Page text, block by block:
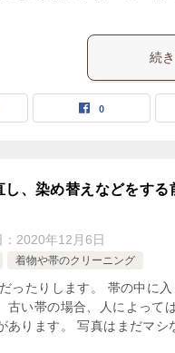
続
0
、染め替えなどをする
2020年12月6日
着物や帯のクリーニング
ったりします。 帯の中に入
古い帯の場合、人によって
あります。 写真はまだマシ